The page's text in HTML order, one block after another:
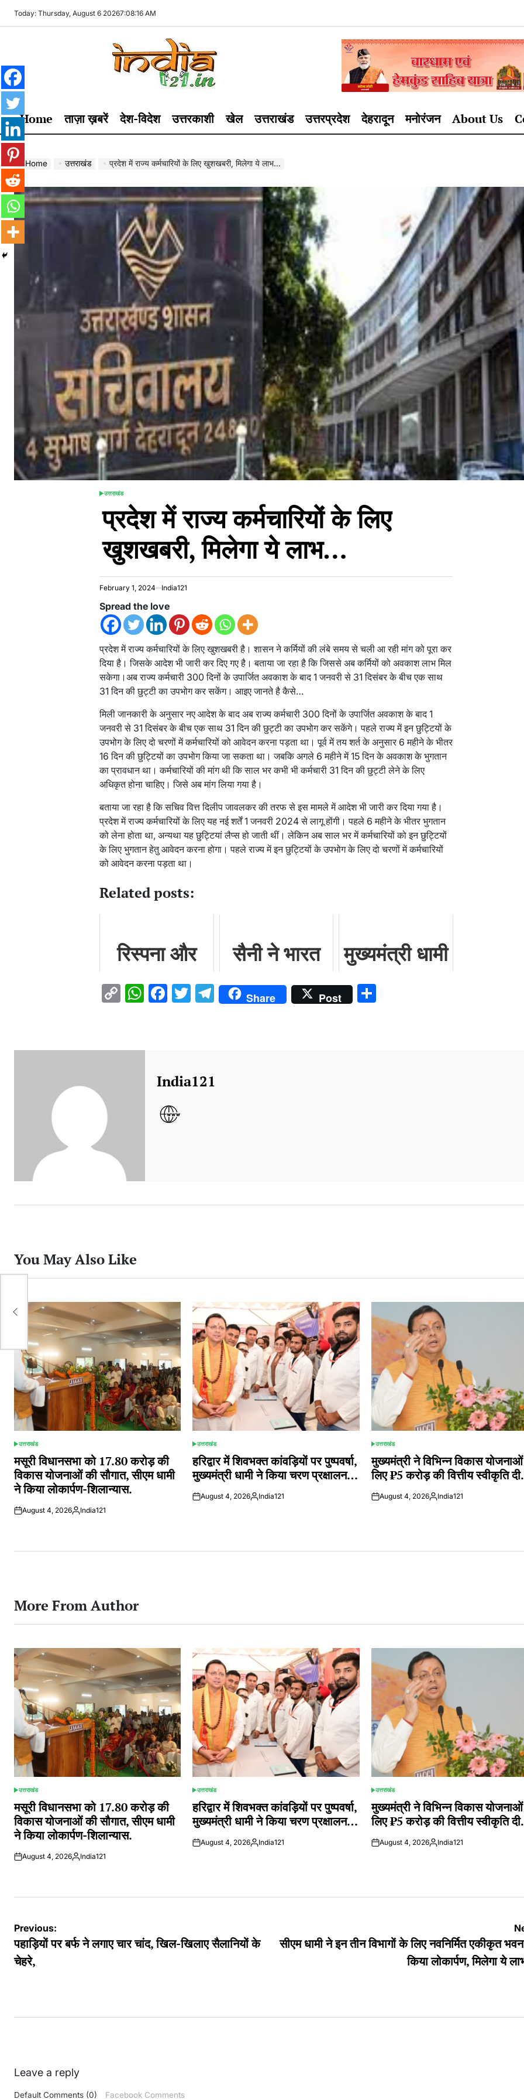
Today: Thursday, August 6 20267:08:17 AM
India121
Home ताज़ा ख़बरें देश-विदेश उत्तरकाशी खेल उत्तराखंड उत्तरप्रदेश देहरादून मनोरंजन About Us
Home उत्तराखंड प्रदेश में राज्य कर्मचारियों के लिए खुशखबरी, मिलेगा ये लाभ…
POSTED
उत्तराखंड
प्रदेश में राज्य कर्मचारियों के लिए
खुशखबरी, मिलेगा ये लाभ…
February 1, 2024 India121
Spread the love
प्रदेश में राज्य कर्मचारियों के लिए खुशखबरी है। शासन ने कर्मियों की लंबे समय से चली आ रही मांग को पूरा कर
दिया है। जिसके आदेश भी जारी कर दिए गए है। बताया जा रहा है कि जिससे अब कर्मियों को अवकाश लाभ मिल
सकेगा।अब राज्य कर्मचारी 300 दिनों के उपार्जित अवकाश के बाद 1 जनवरी से 31 दिसंबर के बीच एक साथ
31 दिन की छुट्टी का उपभोग कर सकेंग। आइए जानते है कैसे…
मिली जानकारी के अनुसार नए आदेश के बाद अब राज्य कर्मचारी 300 दिनों के उपार्जित अवकाश के बाद 1
जनवरी से 31 दिसंबर के बीच एक साथ 31 दिन की छुट्टी का उपभोग कर सकेंगे। पहले राज्य में इन छुट्टियों के
उपभोग के लिए दो चरणों में कर्मचारियों को आवेदन करना पड़ता था। पूर्व में तय शर्त के अनुसार 6 महीने के भीतर
16 दिन की छुट्टियों का उपभोग किया जा सकता था। जबकि अगले 6 महीने में 15 दिन के अवकाश के भुगतान
का प्रावधान था। कर्मचारियों की मांग थी कि साल भर कभी भी कर्मचारी 31 दिन की छुट्टी लेने के लिए
अधिकृत होना चाहिए। जिसे अब मांग लिया गया है।
बताया जा रहा है कि सचिव वित्त दिलीप जावलकर की तरफ से इस मामले में आदेश भी जारी कर दिया गया है।
प्रदेश में राज्य कर्मचारियों के लिए यह नई शर्तें 1 जनवरी 2024 से लागू होंगी। पहले 6 महीने के भीतर भुगतान
को लेना होता था, अन्यथा यह छुट्टियां लैप्स हो जाती थीं। लेकिन अब साल भर में कर्मचारियों को इन छुट्टियों
के लिए भुगतान हेतु आवेदन करना होगा। पहले राज्य में इन छुट्टियों के उपभोग के लिए दो चरणों में कर्मचारियों
को आवेदन करना पड़ता था।
Related posts:
रिस्पना और
बिंदाल नदी पर
बनेगा चार लेन
कॉरिडोर…
सैनी ने भारत
का पहला
स्वदेशी
मुख्यमंत्री धामी
ने गुरु नानक
जयंती एवं
CopyWhatsApp
Facebook
Twitter
Telegram
Share Post
India121
You May Also Like
POSTED
IN
उत्तराखंड
मसूरी विधानसभा को 17.80 करोड़ की
विकास योजनाओं की सौगात, सीएम धामी
ने किया लोकार्पण-शिलान्यास.
August 4, 2026Posted
India121
POSTED
IN
उत्तराखंड
हरिद्वार में शिवभक्त कांवड़ियों पर पुष्पवर्षा,
मुख्यमंत्री धामी ने किया चरण प्रक्षालन…
August 4, 2026Posted
India121
POSTED
IN
उत्तराखंड
मुख्यमंत्री ने विभिन्न विकास
लिए ₹5 करोड़ की वित्तीय स्वीकृति
August 4, 2026Posted
India121
More From Author
POSTED
IN
उत्तराखंड
मसूरी विधानसभा को 17.80 करोड़ की
विकास योजनाओं की सौगात, सीएम धामी
ने किया लोकार्पण-शिलान्यास.
August 4, 2026Posted
India121
POSTED
IN
उत्तराखंड
हरिद्वार में शिवभक्त कांवड़ियों पर पुष्पवर्षा,
मुख्यमंत्री धामी ने किया चरण प्रक्षालन…
August 4, 2026Posted
India121
POSTED
IN
उत्तराखंड
मुख्यमंत्री ने विभिन्न विकास
लिए ₹5 करोड़ की वित्तीय स्वीकृति
August 4, 2026Posted
India121
Post
navigation
Previous:
पहाड़ियों पर बर्फ ने लगाए चार चांद, खिल-खिलाए सैलानियों के
चेहरे,
सीएम धामी ने इन तीन विभागों के लिए नवनिर्मित एकीकृत
किया लोकार्पण, मिलेगा ये
Leave a reply
Default Comments (0) Facebook Comments